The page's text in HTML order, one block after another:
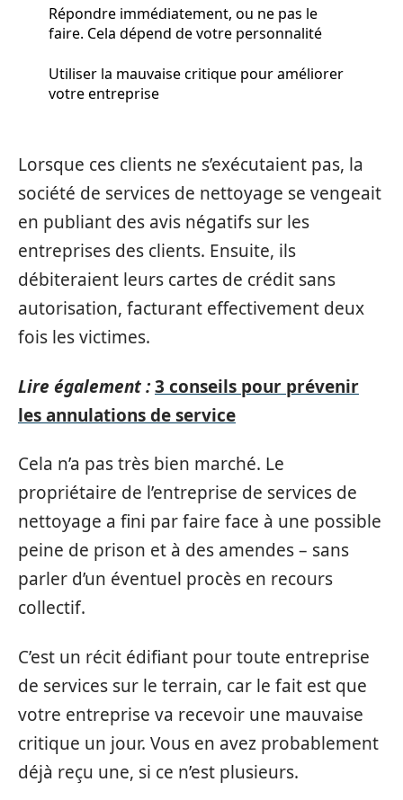
Répondre immédiatement, ou ne pas le
faire. Cela dépend de votre personnalité
Utiliser la mauvaise critique pour améliorer
votre entreprise
Lorsque ces clients ne s’exécutaient pas, la
société de services de nettoyage se vengeait
en publiant des avis négatifs sur les
entreprises des clients. Ensuite, ils
débiteraient leurs cartes de crédit sans
autorisation, facturant effectivement deux
fois les victimes.
Lire également :3 conseils pour prévenir
les annulations de service
Cela n’a pas très bien marché. Le
propriétaire de l’entreprise de services de
nettoyage a fini par faire face à une possible
peine de prison et à des amendes – sans
parler d’un éventuel procès en recours
collectif.
C’est un récit édifiant pour toute entreprise
de services sur le terrain, car le fait est que
votre entreprise va recevoir une mauvaise
critique un jour. Vous en avez probablement
déjà reçu une, si ce n’est plusieurs.